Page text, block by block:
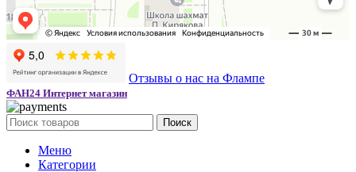
Отзывы о нас на Флампе
ФАН24 Интернет магазин
Поиск
Меню
Категории